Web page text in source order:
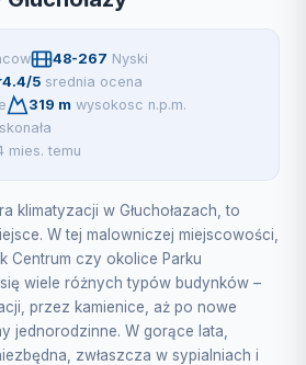
48-267 Nyski
4.4/5 srednia ocena
319 m wysokosc n.p.m.
mies. temu
klimatyzacji w Głuchołazach, to
W tej malowniczej miejscowości,
Centrum czy okolice Parku
wiele różnych typów budynków –
przez kamienice, aż po nowe
jednorodzinne. W gorące lata,
zwłaszcza w sypialniach i